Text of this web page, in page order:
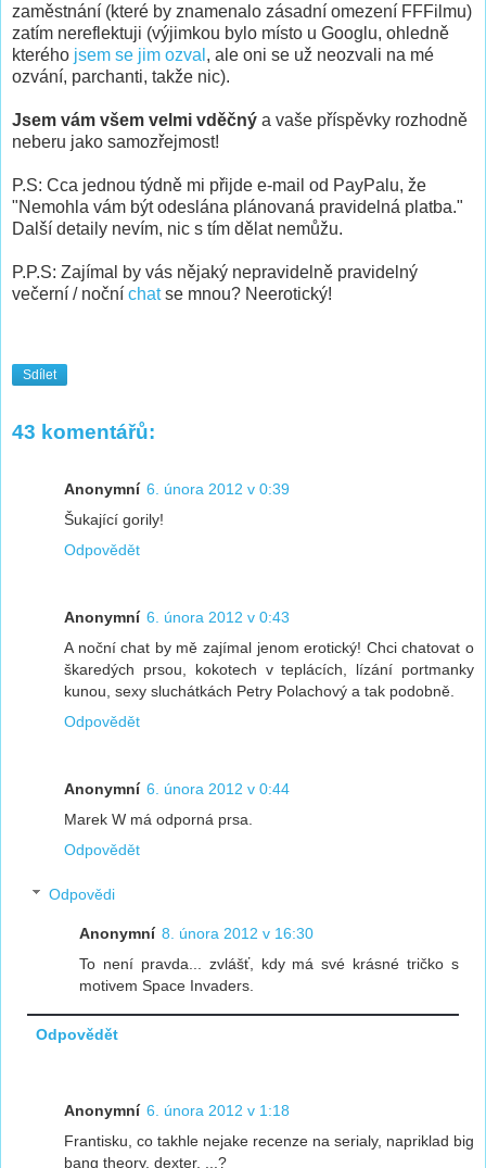
zaměstnání (které by znamenalo zásadní omezení FFFilmu)
zatím nereflektuji (výjimkou bylo místo u Googlu, ohledně
kterého jsem se jim ozval , ale oni se už neozvali na mé
ozvání, parchanti, takže nic).
Jsem vám všem velmi vděčný a vaše příspěvky rozhodně
neberu jako samozřejmost!
P.S: Cca jednou týdně mi přijde e-mail od PayPalu, že
"Nemohla vám být odeslána plánovaná pravidelná platba."
Další detaily nevím, nic s tím dělat nemůžu.
P.P.S: Zajímal by vás nějaký nepravidelně pravidelný
večerní / noční chatse mnou? Neerotický!
Sdílet
43 komentářů:
Anonymní 6. února 2012 v 0:39
Šukající gorily!
Odpovědět
Anonymní 6. února 2012 v 0:43
A noční chat by mě zajímal jenom erotický! Chci chatovat o
škaredých prsou, kokotech v teplácích, lízání portmanky
kunou, sexy sluchátkách Petry Polachový a tak podobně.
Odpovědět
Anonymní 6. února 2012 v 0:44
Marek W má odporná prsa.
Odpovědět
Odpovědi
Anonymní 8. února 2012 v 16:30
To není pravda... zvlášť, kdy má své krásné tričko s
motivem Space Invaders.
Odpovědět
Anonymní 6. února 2012 v 1:18
Frantisku, co takhle nejake recenze na serialy, napriklad big
bang theory, dexter, ...?